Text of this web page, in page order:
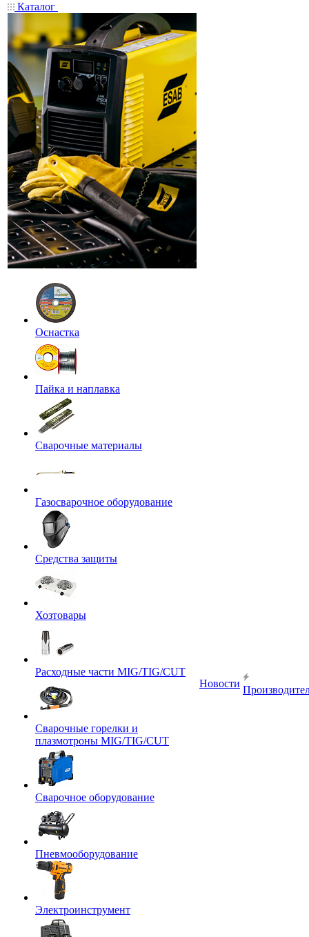
Каталог
Оснастка
Пайка и наплавка
Сварочные материалы
Газосварочное оборудование
Средства защиты
Хозтовары
Расходные части MIG/TIG/CUT
Сварочные горелки и
плазмотроны MIG/TIG/CUT
Сварочное оборудование
Пневмооборудование
Электроинструмент
Новости